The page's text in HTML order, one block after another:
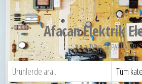
İçeriğe
Afacan Elektrik
TV ve TV PARCALARI